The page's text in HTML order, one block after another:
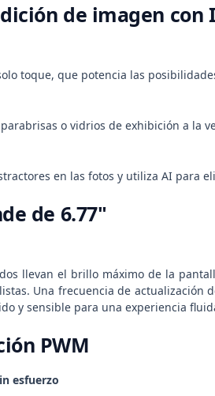
de imagen con
toque, que potencia las
o vidrios de exhibición a la
en las fotos y utiliza AI para
de 6.77"
llevan el brillo máximo de la
Una frecuencia de
y sensible para una experiencia
PWM
esfuerzo